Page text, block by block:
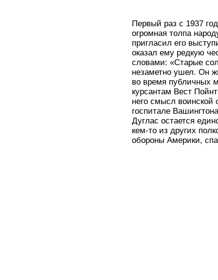
Первый раз с 1937
огромная толпа
пригласил его
оказал ему редкую
словами: «Старые
незаметно ушел. Он
во время публичных
курсантам Вест
него смысл
госпитале
Дуглас остается
кем-то из других
обороны Америки,